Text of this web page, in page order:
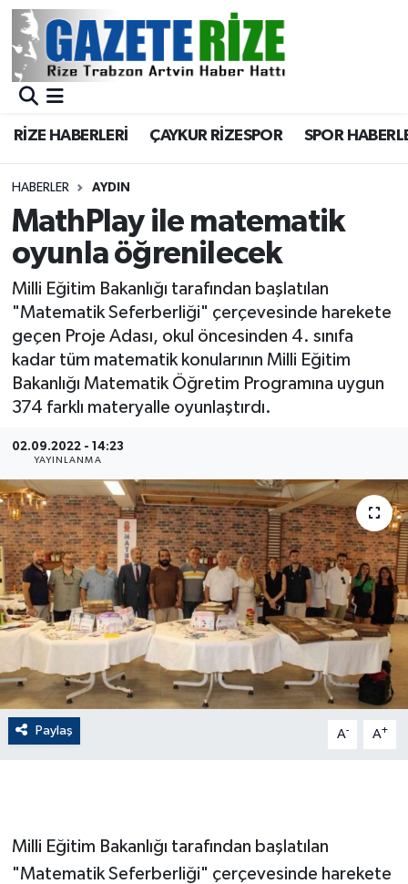
RİZE HABERLERİ ÇAYKUR RİZESPOR SPOR
HABERLER AYDIN
MathPlay ile matematik
oyunla öğrenilecek
Milli Eğitim Bakanlığı tarafından başlatılan
"Matematik Seferberliği" çerçevesinde harekete
geçen Proje Adası, okul öncesinden 4. sınıfa
kadar tüm matematik konularının Milli Eğitim
Bakanlığı Matematik Öğretim Programına uygun
374 farklı materyalle oyunlaştırdı.
02.09.2022 - 14:23
YAYINLANMA
Paylaş A- A+
Milli Eğitim Bakanlığı tarafından başlatılan
"Matematik Seferberliği" çerçevesinde harekete
BÖLGEMİZ
Asayiş
Rize Jandarma Komutanlığı
Bilim Teknoloji
Bölge
Advertising news
Canlı Maç
ÇEVRE
Dış Haberler
Dünya
EĞİTİM
EKONOMİ
English News
Finans
GENEL
Merkez Nöbetçi Eczaneler
Merkez Trafik Yoğunluk Haritası
Süper Lig Puan Durumu ve Fikstür
Tüm Manşetler
Son Dakika Haberleri
Haber Arşivi